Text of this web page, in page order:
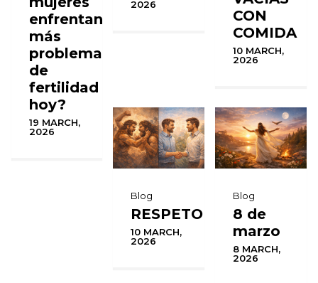
enfrentan
más
problemas
de
fertilidad
hoy?
19 MARCH,
2026
2026
CON
COMIDA
10 MARCH,
2026
Blog
RESPETO
10 MARCH,
2026
Blog
8 de
marzo
8 MARCH,
2026